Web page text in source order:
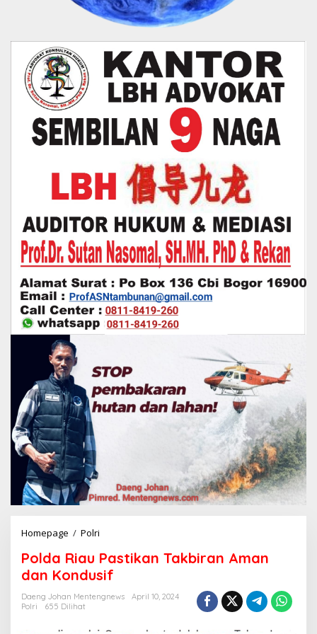
Homepage / Polri
l
d
a
R
Polda Riau Pastikan Takbiran Aman
dan Kondusif
Daeng Johan Mentengnews
April 10, 2024
Polri
655 Dilihat